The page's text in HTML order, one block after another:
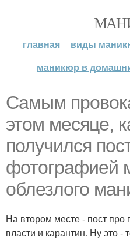
главная виды
маникюр в
Самым
этом месяце,
получился
фотографией
облезлого
На втором месте - пост про
власти и карантин. Ну это -